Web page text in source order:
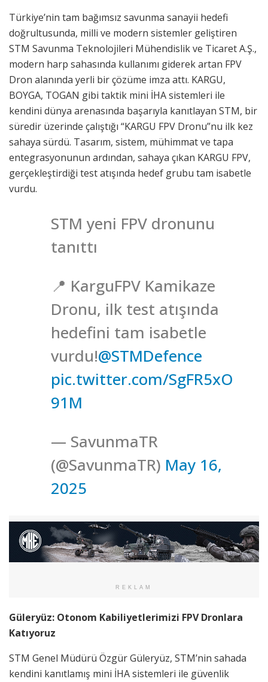
Türkiye’nin tam bağımsız savunma sanayii hedefi
doğrultusunda, milli ve modern sistemler geliştiren
STM Savunma Teknolojileri Mühendislik ve Ticaret A.Ş.,
modern harp sahasında kullanımı giderek artan FPV
Dron alanında yerli bir çözüme imza attı. KARGU,
BOYGA, TOGAN gibi taktik mini İHA sistemleri ile
kendini dünya arenasında başarıyla kanıtlayan STM, bir
süredir üzerinde çalıştığı “KARGU FPV Dronu”nu ilk kez
sahaya sürdü. Tasarım, sistem, mühimmat ve tapa
entegrasyonunun ardından, sahaya çıkan KARGU FPV,
gerçekleştirdiği test atışında hedef grubu tam isabetle
vurdu.
STM yeni FPV dronunu
tanıttı
📍 KarguFPV Kamikaze
Dronu, ilk test atışında
hedefini tam isabetle
vurdu!@STMDefence
pic.twitter.com/SgFR5xO
91M
— SavunmaTR
(@SavunmaTR) May 16,
2025
REKLAM
Güleryüz: Otonom Kabiliyetlerimizi FPV Dronlara
Katıyoruz
STM Genel Müdürü Özgür Güleryüz, STM’nin sahada
kendini kanıtlamış mini İHA sistemleri ile güvenlik